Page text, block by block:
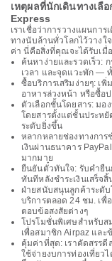
เหตุผลที่นักเดินทางเลื
Express
เราเชื่อว่าการวางแผนกา
ทางนับล้านทั่วโลกไว้วางใ
ค่า นี่คือสิ่งที่คุณจะได้รับเมื่อ
ค้นหาง่ายและรวดเร็ว:
เวลา และจุดแวะพัก —
ซื้อบริการเสริมง่ายๆ: เ
อาหารล่วงหน้า หรือซื้อ
ตัวเลือกชั้นโดยสาร: มอ
โดยสารตั้งแต่ชั้นประห
ระดับยิ่งขึ้น
หลากหลายช่องทางการ
เงินผ่านธนาคาร
มากมาย
ยืนยันตั๋วทันใจ: รับคำยืน
ทันทีหลังชำระเงินเสร็จสิ้
ฝ่ายสนับสนุนลูกค้าระดั
บริการตลอด 24 ชม. เพื่
ตอบข้อสงสัยต่างๆ
โปรโมชั่นพิเศษสำหรับ
เพื่อสมาชิก Airpaz และ
คุ้มค่าที่สุด: เราคัดสรร
ใช้จ่ายงบการท่องเที่ยว